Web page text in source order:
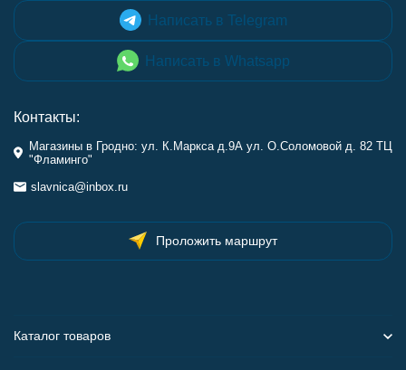
Написать в Telegram
Написать в Whatsapp
Контакты:
Магазины в Гродно: ул. К.Маркса д.9А ул. О.Соломовой д. 82 ТЦ
"Фламинго"
slavnica@inbox.ru
Проложить маршрут
Каталог товаров